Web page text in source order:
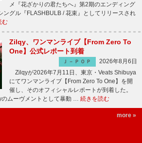
メ『花ざかりの君たちへ』第2期のエンディング
ングル『FLASHBULB / 花束』としてリリースされ
む
Zilqy、ワンマンライブ【From Zero To
One】公式レポート到着
Ｊ－ＰＯＰ
2026年8月6日
Zilqyが2026年7月11日、東京・Veats Shibuya
にてワンマンライブ【From Zero To One】を開
催し、そのオフィシャルレポートが到着した。
ムーヴメントとして暴動 … 続きを読む
more »